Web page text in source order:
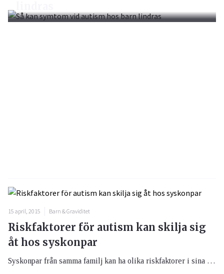
15 april, 2015 Barn & Graviditet
Riskfaktorer för autism kan skilja sig
åt hos syskonpar
Syskonpar från samma familj kan ha olika riskfaktorer i sina gener för att utveckla autism. Det visar den hittills största genetiska undersökningen av familjer där två av barnen har diagnostiserats med autism.